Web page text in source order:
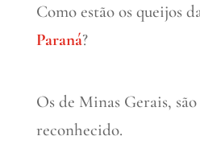
Como estão os queijos
Paraná?
Os de Minas Gerais,
reconhecido.